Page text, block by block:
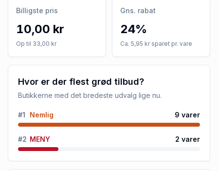
Billigste pris
10,00 kr
Op til 33,00 kr
Gns. rabat
24%
Ca. 5,95 kr sparet pr. vare
Hvor er der flest grød tilbud?
Butikkerne med det bredeste udvalg lige nu.
#1 Nemlig 9 varer
#2 MENY 2 varer